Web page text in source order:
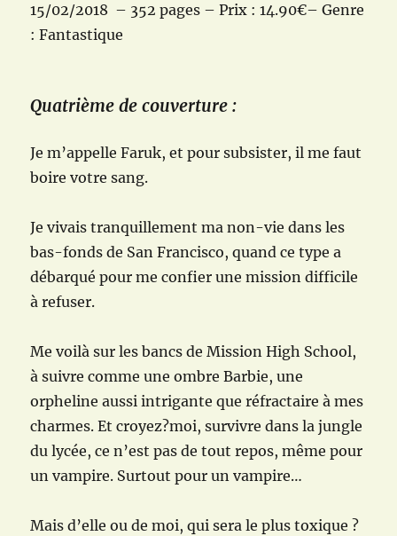
15/02/2018 – 352 pages – Prix : 14.90€– Genre
: Fantastique
Quatrième de couverture :
Je m’appelle Faruk, et pour subsister, il me faut
boire votre sang.
Je vivais tranquillement ma non-vie dans les
bas-fonds de San Francisco, quand ce type a
débarqué pour me confier une mission difficile
à refuser.
Me voilà sur les bancs de Mission High School,
à suivre comme une ombre Barbie, une
orpheline aussi intrigante que réfractaire à mes
charmes. Et croyez?moi, survivre dans la jungle
du lycée, ce n’est pas de tout repos, même pour
un vampire. Surtout pour un vampire…
Mais d’elle ou de moi, qui sera le plus toxique ?